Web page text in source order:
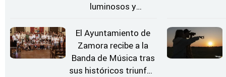
luminosos y
Estrellas
El Ayuntamiento de
Zamora recibe a la
Banda de Música tras
sus históricos triunfos